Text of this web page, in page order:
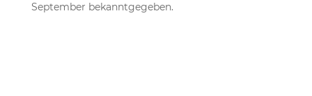
September bekanntgegeben.